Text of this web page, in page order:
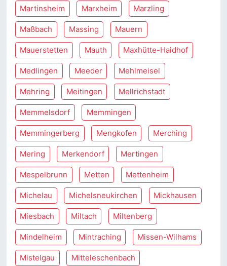
Martinsheim Marxheim Marzling
Maßbach Massing Mauern
Mauerstetten Mauth Maxhütte-Haidhof
Medlingen Meeder Mehlmeisel
Mehring Meitingen Mellrichstadt
Memmelsdorf Memmingen
Memmingerberg Mengkofen Merching
Mering Merkendorf Mertingen
Mespelbrunn Metten Mettenheim
Michelau Michelsneukirchen Mickhausen
Miesbach Miltach Miltenberg
Mindelheim Mintraching Missen-Wilhams
Mistelgau Mitteleschenbach